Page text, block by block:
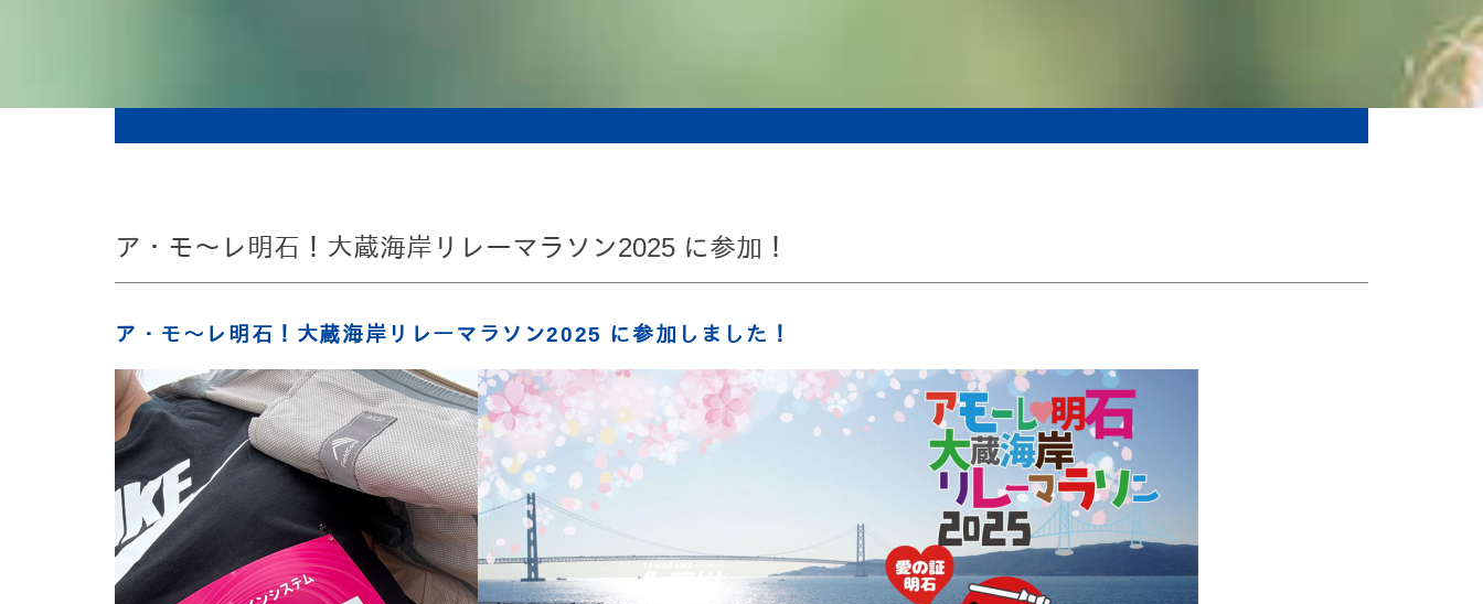
ア・モ～レ明石！大蔵海岸リレーマラソン2025 に参加！
ア・モ～レ明石！大蔵海岸リレーマラソン2025 に参加しました！